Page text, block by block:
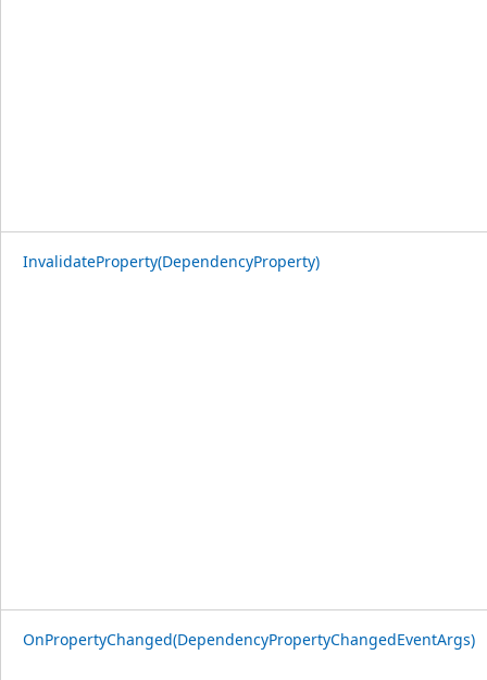
InvalidateProperty(DependencyProperty)
OnPropertyChanged(DependencyPropertyChangedEventArgs)